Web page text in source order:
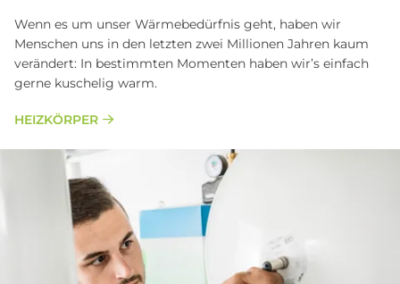
Wenn es um unser Wärmebedürfnis geht, haben wir
Menschen uns in den letzten zwei Millionen Jahren kaum
verändert: In bestimmten Momenten haben wir’s einfach
gerne kuschelig warm.
HEIZKÖRPER